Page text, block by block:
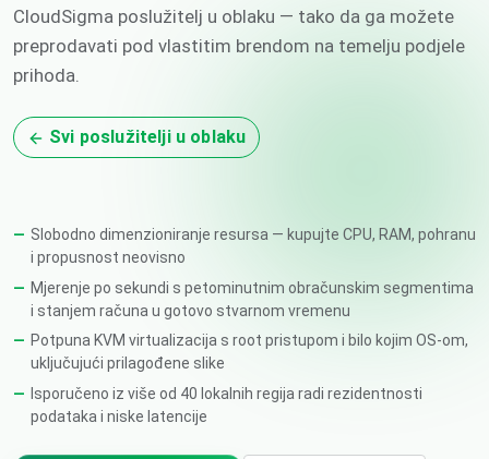
CloudSigma poslužitelj u oblaku — tako da ga možete
preprodavati pod vlastitim brendom na temelju podjele
prihoda.
Svi poslužitelji u oblaku
Slobodno dimenzioniranje resursa — kupujte CPU, RAM, pohranu
i propusnost neovisno
Mjerenje po sekundi s petominutnim obračunskim segmentima
i stanjem računa u gotovo stvarnom vremenu
Potpuna KVM virtualizacija s root pristupom i bilo kojim OS-om,
uključujući prilagođene slike
Isporučeno iz više od 40 lokalnih regija radi rezidentnosti
podataka i niske latencije